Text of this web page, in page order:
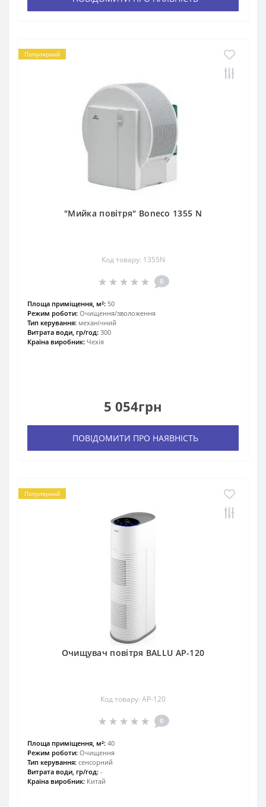
Популярний
"Мийка повітря" Boneco 1355 N
Код товару: 1355N
0
Площа приміщення, м²: 50
Режим роботи: Очищення/зволоження
Тип керування: механічний
Витрата води, гр/год: 300
Країна виробник: Чехія
5 054грн
ПОВІДОМИТИ ПРО НАЯВНІСТЬ
Популярний
Очищувач повітря BALLU AP-120
Код товару: AP-120
0
Площа приміщення, м²: 40
Режим роботи: Очищення
Тип керування: сенсорний
Витрата води, гр/год: -
Країна виробник: Китай